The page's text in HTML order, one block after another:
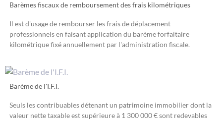
Barèmes fiscaux de remboursement des frais kilométriques
Il est d'usage de rembourser les frais de déplacement
professionnels en faisant application du barème forfaitaire
kilométrique fixé annuellement par l'administration fiscale.
Barème de l'I.F.I.
Seuls les contribuables détenant un patrimoine immobilier dont la
valeur nette taxable est supérieure à 1 300 000 € sont redevables